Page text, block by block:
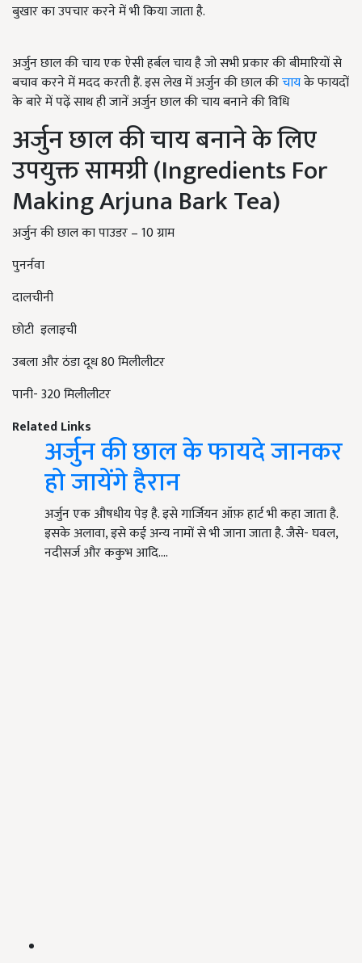
बुखार का उपचार करने में भी किया जाता है.
अर्जुन छाल की चाय एक ऐसी हर्बल चाय है जो सभी प्रकार की बीमारियों से
बचाव करने में मदद करती हैं. इस लेख में अर्जुन की छाल कीचायके फायदों
के बारे में पढ़ें साथ ही जानें अर्जुन छाल की चाय बनाने की विधि
अर्जुन छाल की चाय बनाने के लिए
उपयुक्त सामग्री (Ingredients For
Making Arjuna Bark Tea)
अर्जुन की छाल का पाउडर – 10 ग्राम
पुनर्नवा
दालचीनी
छोटी इलाइची
उबला और ठंडा दूध 80 मिलीलीटर
पानी- 320 मिलीलीटर
Related Links
अर्जुन की छाल के फायदे जानकर
हो जायेंगे हैरान
अर्जुन एक औषधीय पेड़ है. इसे गार्जियन ऑफ़ हार्ट भी कहा जाता है.
इसके अलावा, इसे कई अन्य नामों से भी जाना जाता है. जैसे- घवल,
नदीसर्ज और ककुभ आदि.…